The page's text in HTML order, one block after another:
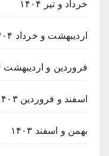
خرداد و تیر ۱۴۰۴
اردیبهشت و خرداد ۱۴۰۴
فروردین و اردیبهشت ۱۴۰۴
اسفند و فروردین ۱۴۰۳
بهمن و اسفند ۱۴۰۳